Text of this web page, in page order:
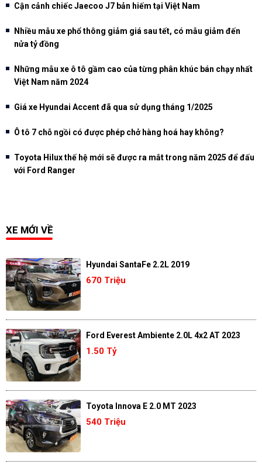
Cận cảnh chiếc Jaecoo J7 bản hiếm tại Việt Nam
Nhiều mẫu xe phổ thông giảm giá sau tết, có mẫu giảm đến
nửa tỷ đồng
Những mẫu xe ô tô gầm cao của từng phân khúc bán chạy nhất
Việt Nam năm 2024
Giá xe Hyundai Accent đã qua sử dụng tháng 1/2025
Ô tô 7 chỗ ngồi có được phép chở hàng hoá hay không?
Toyota Hilux thế hệ mới sẽ được ra mắt trong năm 2025 để đấu
với Ford Ranger
XE MỚI VỀ
Hyundai SantaFe 2.2L 2019
670 Triệu
Ford Everest Ambiente 2.0L 4x2 AT 2023
1.50 Tỷ
Toyota Innova E 2.0 MT 2023
540 Triệu